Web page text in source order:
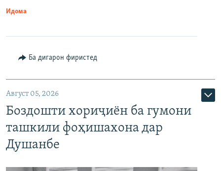
Идома
Ба дигарон фиристед
Август 05, 2026
Боздошти хориҷиён ба гумони
ташкили фоҳишахона дар
Душанбе